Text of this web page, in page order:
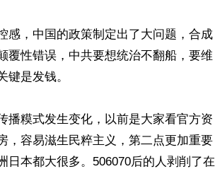
感，中国的政策制定出了大问题，合成
覆性错误，中共要想统治不翻船，要维
是发钱。
播糢式发生变化，以前是大家看官方资
，容易滋生民粹主义，第二点更加重要
日本都大很多。506070后的人剥削了在